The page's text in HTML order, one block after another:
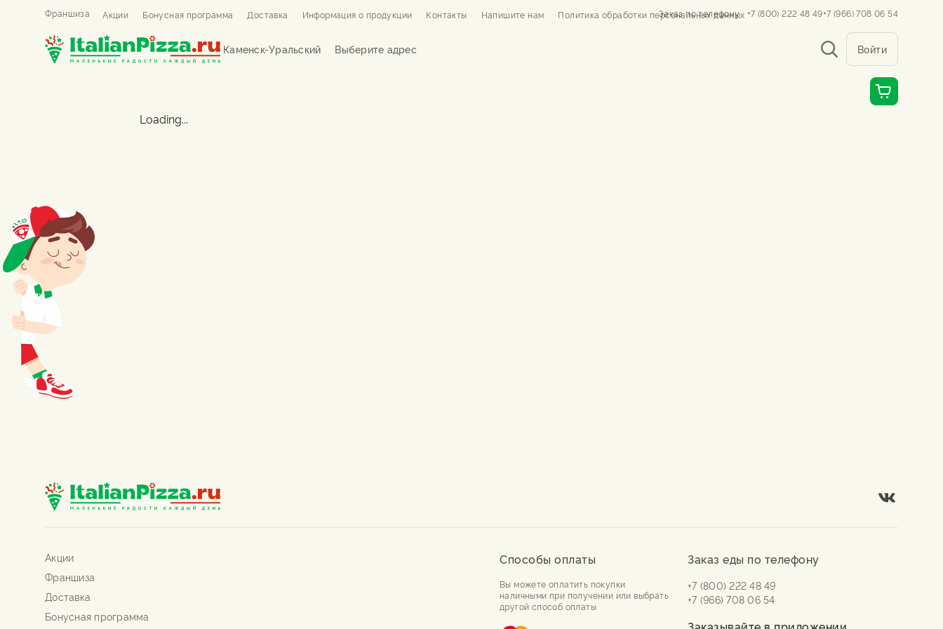
Франшиза Акции Бонусная программа Доставка Информация о продукции Контакты Напишите нам Политика обработки персональных данных
Заказ по телефону +7 (800) 222 48 49+7 (966) 708 06 54
Каменск-Уральский Выберите адрес Войти
Loading...
Акции
Франшиза
Доставка
Бонусная программа
Способы оплаты
Вы можете оплатить покупки
наличными при получении или выбрать
другой способ оплаты
Заказ еды по телефону
+7 (800) 222 48 49
+7 (966) 708 06 54